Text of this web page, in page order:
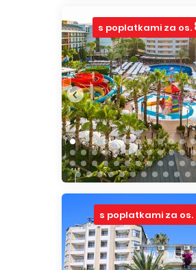
s poplatkami za os.
s poplatkami za os.